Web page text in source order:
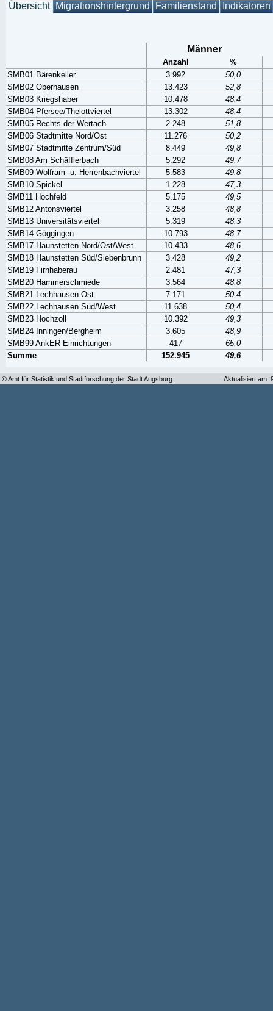
Übersicht Migrationshintergrund Familienstand Indikatoren
Männer
Anzahl
%
SMB01 Bärenkeller
3.992
50,0
SMB02 Oberhausen
13.423
52,8
SMB03 Kriegshaber
10.478
48,4
SMB04 Pfersee/Thelottviertel
13.302
48,4
SMB05 Rechts der Wertach
2.248
51,8
SMB06 Stadtmitte Nord/Ost
11.276
50,2
SMB07 Stadtmitte Zentrum/Süd
8.449
49,8
SMB08 Am Schäfflerbach
5.292
49,7
SMB09 Wolfram- u. Herrenbachviertel
5.583
49,8
SMB10 Spickel
1.228
47,3
SMB11 Hochfeld
5.175
49,5
SMB12 Antonsviertel
3.258
48,8
SMB13 Universitätsviertel
5.319
48,3
SMB14 Göggingen
10.793
48,7
SMB17 Haunstetten Nord/Ost/West
10.433
48,6
SMB18 Haunstetten Süd/Siebenbrunn
3.428
49,2
SMB19 Firnhaberau
2.481
47,3
SMB20 Hammerschmiede
3.564
48,8
SMB21 Lechhausen Ost
7.171
50,4
SMB22 Lechhausen Süd/West
11.638
50,4
SMB23 Hochzoll
10.392
49,3
SMB24 Inningen/Bergheim
3.605
48,9
SMB99 AnkER-Einrichtungen
417
65,0
Summe
152.945 49,6
© Amt für Statistik und Stadtforschung der Stadt Augsburg Aktualisiert am: